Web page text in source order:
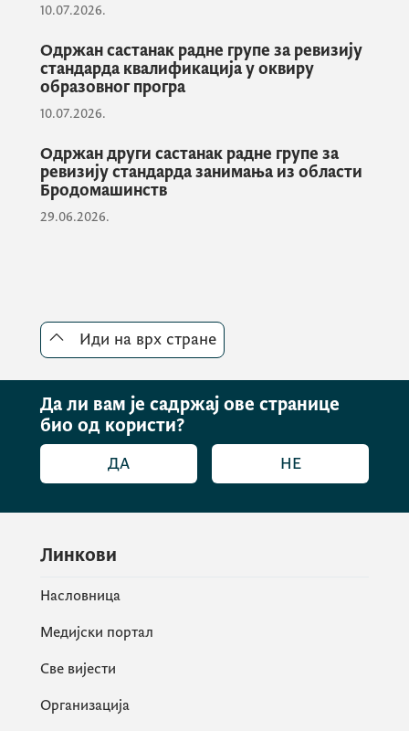
Црвеног крста и европских фондова у
оквиру регионалног програма ”Јачање
отпорности старијих особа и особа са
инвалидитетом током Цовид-19 и будућих
катастрофа”.
10.07.2026.
Одржан састанак радне групе за ревизију
стандарда квалификација у оквиру
образовног програ
10.07.2026.
Одржан други састанак радне групе за
ревизију стандарда занимања из области
Бродомашинств
29.06.2026.
Иди на врх стране
Да ли вам је садржај ове странице
био од користи?
ДА НЕ
Линкови
Насловница
Медијски портал
Све вијести
Организација